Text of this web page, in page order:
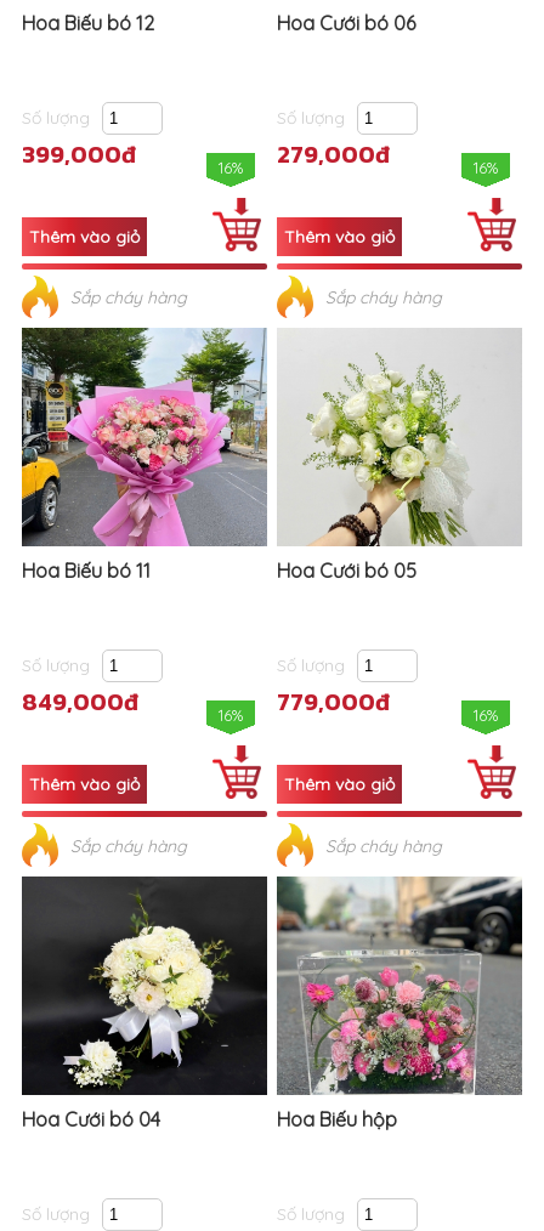
Hoa Biếu bó 12
Số lượng
399,000đ 16%
Sắp cháy hàng
Hoa Cưới bó 06
Số lượng
279,000đ 16%
Sắp cháy hàng
Hoa Biếu bó 11
Số lượng
849,000đ 16%
Sắp cháy hàng
Hoa Cưới bó 05
Số lượng
779,000đ 16%
Sắp cháy hàng
Hoa Cưới bó 04
Số lượng
Hoa Biếu hộp
Số lượng